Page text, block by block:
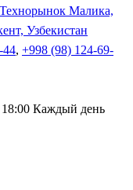
Малика,
Узбекистан
44, +998 (98) 124-69-
Каждый день